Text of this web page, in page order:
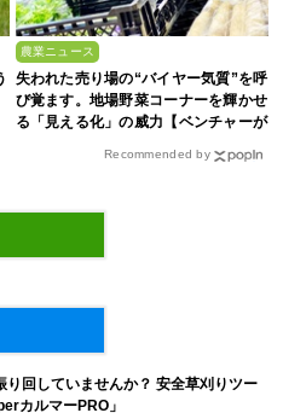
農業ニュース
失われた売り場の“バイヤー気質”を呼
び覚ます。地場野菜コーナーを輝かせ
る「見える化」の威力【ベンチャーが
Recommended by
り回していませんか？ 安全草刈りツー
カルマーPRO」